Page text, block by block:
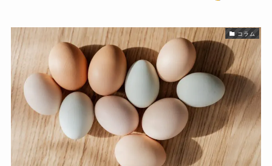
コラム